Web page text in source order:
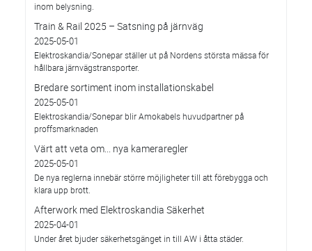
inom belysning.
Train & Rail 2025 – Satsning på järnväg
2025-05-01
Elektroskandia/Sonepar ställer ut på Nordens största mässa för
hållbara järnvägstransporter.
Bredare sortiment inom installationskabel
2025-05-01
Elektroskandia/Sonepar blir Amokabels huvudpartner på
proffsmarknaden
Värt att veta om... nya kameraregler
2025-05-01
De nya reglerna innebär större möjligheter till att förebygga och
klara upp brott.
Afterwork med Elektroskandia Säkerhet
2025-04-01
Under året bjuder säkerhetsgänget in till AW i åtta städer.